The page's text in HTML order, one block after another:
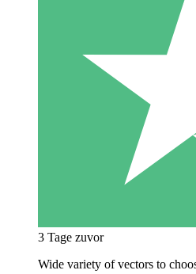
3 Tage zuvor
Wide variety of vectors to